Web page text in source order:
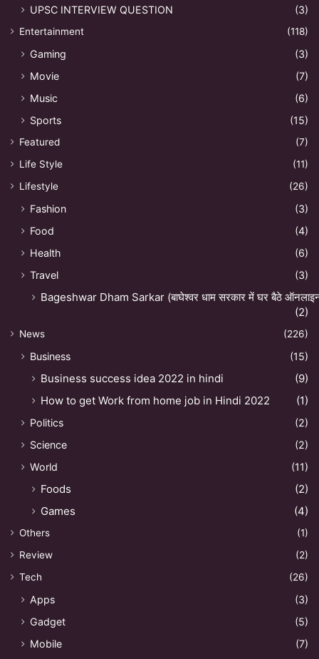
UPSC INTERVIEW QUESTION
(3)
Entertainment (118)
Gaming
(3)
Movie
(7)
Music
(6)
Sports
(15)
Featured
(7)
Life Style
(11)
Lifestyle
(26)
Fashion
(3)
Food
(4)
Health
(6)
Travel
(3)
Bageshwar Dham Sarkar (बाघेश्वर धाम सरकार में घर बैठे
(2)
News (226)
Business (15)
Business success idea 2022 in hindi
(9)
How to get Work from home job in Hindi 2022
(1)
Politics
(2)
Science
(2)
World
(11)
Foods
(2)
Games
(4)
Others
(1)
Review
(2)
Tech
(26)
Apps
(3)
Gadget
(5)
Mobile
(7)